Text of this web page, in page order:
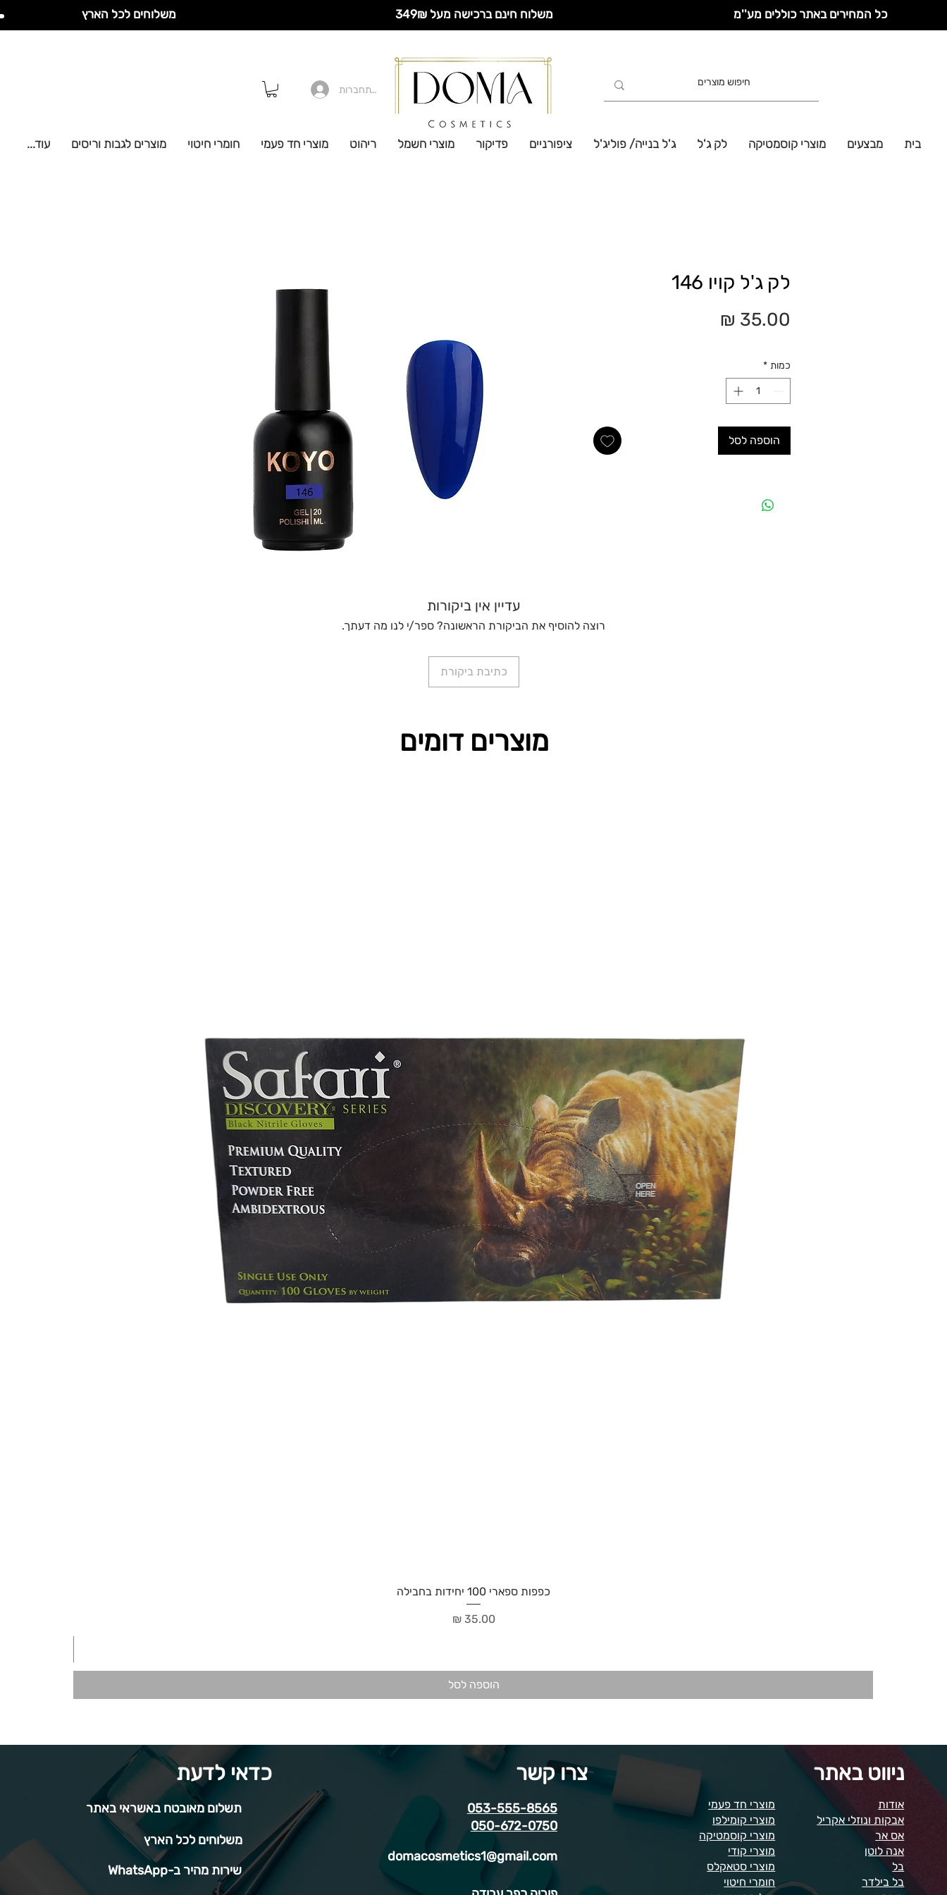
משלוחים לכל הארץ משלוח חינם ברכישה מעל 349₪ כל המחירים באתר כוללים מע''מ
להתחברות
בית מבצעים מוצרי קוסמטיקה לק ג'ל ג'ל בנייה/ פוליג'ל ציפורניים פדיקור מוצרי חשמל ריהוט מוצרי חד פעמי חומרי חיטוי מוצרים לגבות וריסים עוד...
לק ג'ל קויו 146
כמות *
הוספה לסל
עדיין אין ביקורות
רוצה להוסיף את הביקורת הראשונה? ספר/י לנו מה דעתך.
כתיבת ביקורת
מוצרים דומים
כפפות ספארי 100 יחידות בחבילה
מחיר‏35.00 ‏₪
הוספה לסל
כדאי לדעת
תשלום מאובטח באשראי באתר
משלוחים לכל הארץ
שירות מהיר ב-WhatsApp
צרו קשר
053-555-8565
050-672-0750
domacosmetics1@gmail.com
ניווט באתר
מוצרי חד פעמי
מוצרי קומילפו
מוצרי קוסמטיקה
מוצרי קודי
מוצרי סטאקלס
חומרי חיטוי
אודות
אבקות ונוזלי אקריל
אס אר
אנה לוטן
בל
בל בילדר